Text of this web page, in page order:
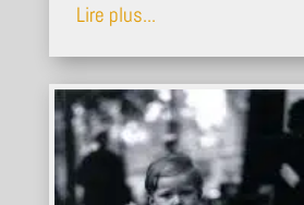
Lire plus...